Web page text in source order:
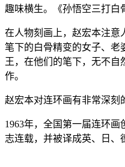
趣味横生。《孙悟空三打白
在人物刻画上，赵宏本注意
笔下的白骨精变的女子、老
王，在他们的笔下，无不
作。
赵宏本对连环画有非常深刻
1963年，全国第一届连环
志连载，并被译成英、日、